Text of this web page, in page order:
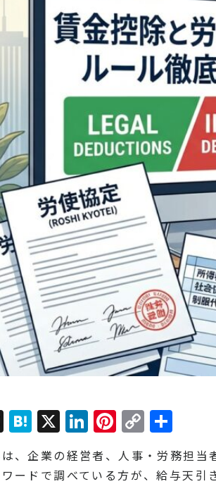
Threads
Hatena
X LinkedIn
Pinterest
Copy
Link
有
は、企業の経営者、人事・労務担
ードで調べている方が、給与天